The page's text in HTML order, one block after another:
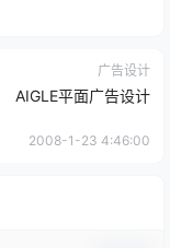
广告设计
AIGLE平面广告设计
2008-1-23 4:46:00